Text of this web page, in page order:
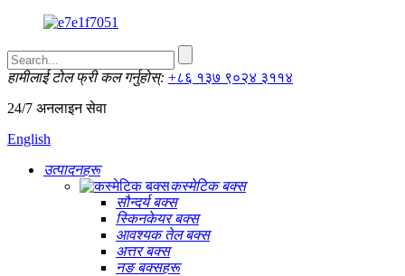
हामीलाई टोल फ्री कल गर्नुहोस्: +८६ १३७ ९०२४ ३११४
24/7 अनलाइन सेवा
English
उत्पादनहरू
कस्मेटिक बक्स
सौन्दर्य बक्स
स्किनकेयर बक्स
आवश्यक तेल बक्स
अत्तर बक्स
नङ बक्सहरू